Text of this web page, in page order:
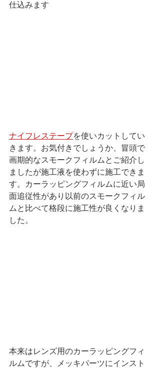
仕込みます
ナイフレステープを使いカットしてい
きます。お気付きでしょうか、冒頭で
画期的なスモークフィルムとご紹介し
ましたが施工液を使わずに施工できま
す。カーラッピングフィルムに近い局
面追従性があり以前のスモークフィル
ムと比べて格段に施工性が良くなりま
した。
本来はレンズ用のカーラッピングフィ
ルムですが、メッキパーツにインスト